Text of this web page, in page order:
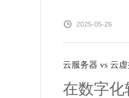
2025-05-26
云服务器 vs 云
在数字